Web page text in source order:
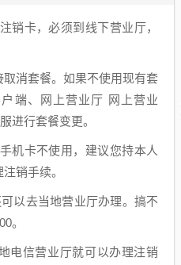
销卡，必须到线下营业厅，
消套餐。如果不使用现有套
端、网上营业厅 网上营业
进行套餐变更。
机卡不使用，建议您持本人
销手续。
以去当地营业厅办理。搞不
。
电信营业厅就可以办理注销